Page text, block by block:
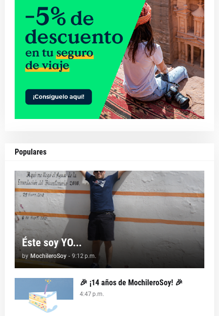
Populares
Éste soy YO...
by MochileroSoy - 9:12 p.m.
🎉 ¡14 años de MochileroSoy! 🎉
4:47 p.m.